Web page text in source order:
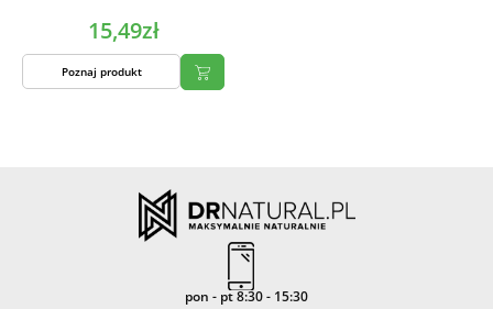
15,49zł
Poznaj produkt
pon - pt 8:30 - 15:30